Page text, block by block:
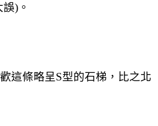
)。
這條略呈S型的石梯，比之北